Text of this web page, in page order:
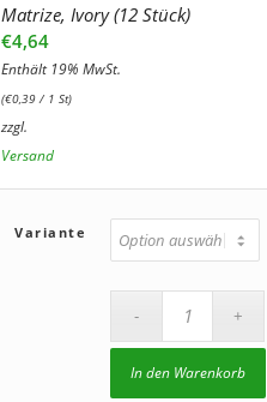
Matrize, Ivory (12 Stück)
€4,64
Enthält 19% MwSt.
(€0,39 / 1 St)
zzgl.
Versand
Variante
In den Warenkorb